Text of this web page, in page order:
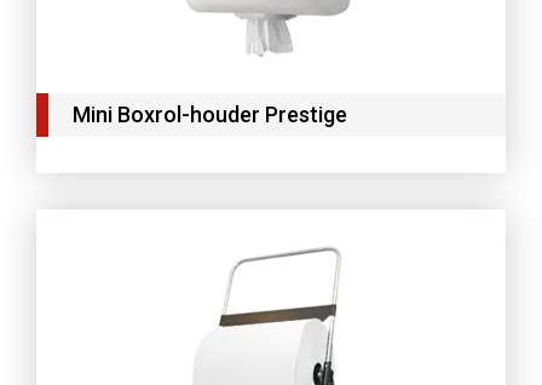
Mini Boxrol-houder Prestige